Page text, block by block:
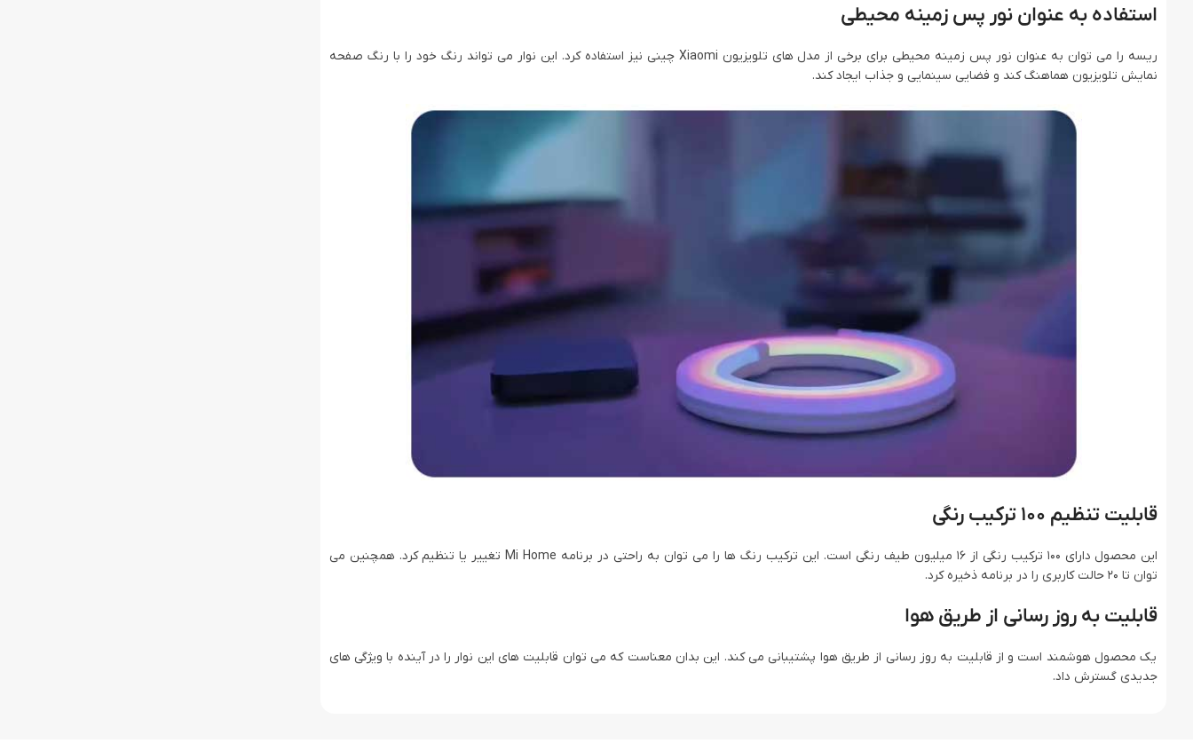
استفاده به عنوان نور پس زمینه محیطی
ریسه را می توان به عنوان نور پس زمینه محیطی برای برخی از مدل های تلویزیون Xiaomi چینی نیز استفاده کرد. این نوار می تواند رنگ خود را با رنگ صفحه
نمایش تلویزیون هماهنگ کند و فضایی سینمایی و جذاب ایجاد کند.
قابلیت تنظیم 100 ترکیب رنگی
این محصول دارای 100 ترکیب رنگی از 16 میلیون طیف رنگی است. این ترکیب رنگ ها را می توان به راحتی در برنامه Mi Home تغییر یا تنظیم کرد. همچنین می
توان تا 20 حالت کاربری را در برنامه ذخیره کرد.
قابلیت به روز رسانی از طریق هوا
یک محصول هوشمند است و از قابلیت به روز رسانی از طریق هوا پشتیبانی می کند. این بدان معناست که می توان قابلیت های این نوار را در آینده با ویژگی های
جدیدی گسترش داد.